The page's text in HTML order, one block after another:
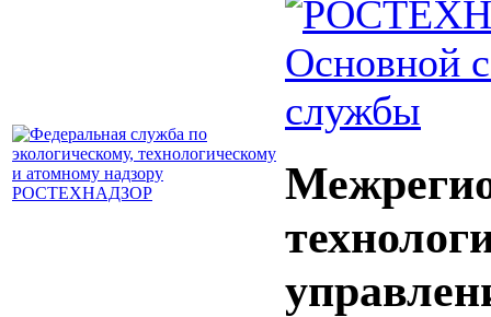
Основной
службы